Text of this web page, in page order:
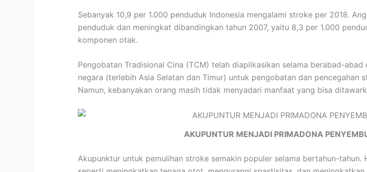
Sebanyak 10,9 per 1.000 penduduk Indonesia mengalami stroke per 2018.
penduduk dan meningkat dibandingkan tahun 2007, yaitu 8,3 per 1.000
komponen otak.
Pengobatan Tradisional Cina (TCM) telah diaplikasikan selama berabad-
negara (terlebih Asia Selatan dan Timur) untuk pengobatan dan pencegahan
Namun, kebanyakan orang masih tidak menyadari manfaat yang bisa
AKUPUNTUR MENJADI PRIMADONA
Akupunktur untuk pemulihan stroke semakin populer selama bertahun-